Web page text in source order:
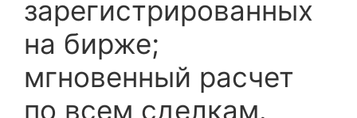
зарегистрированных
на бирже;
мгновенный расчет
по всем сделкам.